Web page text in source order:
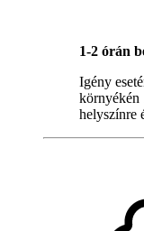
1-2 órán
Igény
környékén
helyszínre